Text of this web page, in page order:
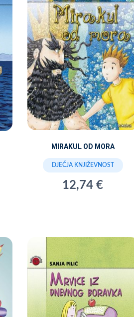
MIRAKUL OD MORA
DJEČJA KNJIŽEVNOST
12,74 €